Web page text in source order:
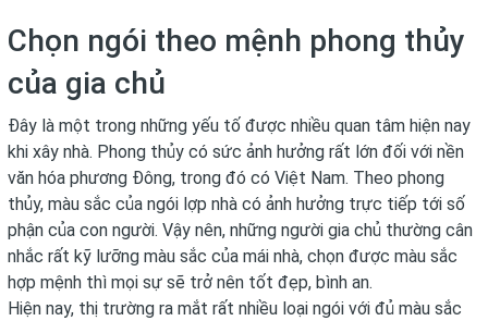
Chọn ngói theo mệnh phong thủy
của gia chủ
Đây là một trong những yếu tố được nhiều quan tâm hiện nay
khi xây nhà. Phong thủy có sức ảnh hưởng rất lớn đối với nền
văn hóa phương Đông, trong đó có Việt Nam. Theo phong
thủy, màu sắc của ngói lợp nhà có ảnh hưởng trực tiếp tới số
phận của con người. Vậy nên, những người gia chủ thường cân
nhắc rất kỹ lưỡng màu sắc của mái nhà, chọn được màu sắc
hợp mệnh thì mọi sự sẽ trở nên tốt đẹp, bình an.
Hiện nay, thị trường ra mắt rất nhiều loại ngói với đủ màu sắc